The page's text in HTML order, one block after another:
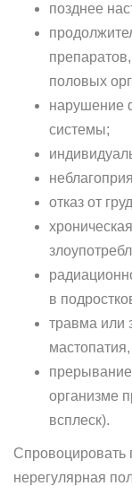
позднее
половых
нарушение
системы;
отказ от
в
травма или
организме
всплеск).
Спровоцировать
нерегулярная